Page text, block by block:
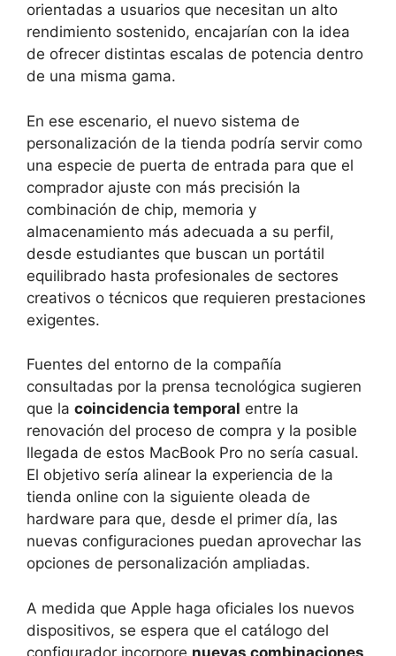
orientadas a usuarios que necesitan un alto
rendimiento sostenido, encajarían con la idea
de ofrecer distintas escalas de potencia dentro
de una misma gama.
En ese escenario, el nuevo sistema de
personalización de la tienda podría servir como
una especie de puerta de entrada para que el
comprador ajuste con más precisión la
combinación de chip, memoria y
almacenamiento más adecuada a su perfil,
desde estudiantes que buscan un portátil
equilibrado hasta profesionales de sectores
creativos o técnicos que requieren prestaciones
exigentes.
Fuentes del entorno de la compañía
consultadas por la prensa tecnológica sugieren
que la coincidencia temporal entre la
renovación del proceso de compra y la posible
llegada de estos MacBook Pro no sería casual.
El objetivo sería alinear la experiencia de la
tienda online con la siguiente oleada de
hardware para que, desde el primer día, las
nuevas configuraciones puedan aprovechar las
opciones de personalización ampliadas.
A medida que Apple haga oficiales los nuevos
dispositivos, se espera que el catálogo del
configurador incorpore nuevas combinaciones